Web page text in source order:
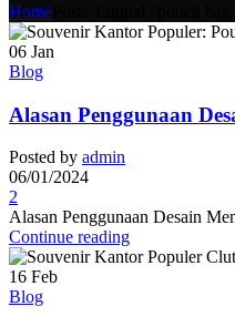
Home
06 Jan
Blog
Alasan Penggunaan
Posted by admin
06/01/2024
2
Alasan Penggunaan Desain
Continue reading
16 Feb
Blog